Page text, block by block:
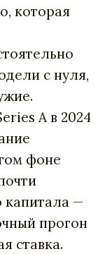
которая
с нуля,
A в 2024
фоне
капитала —
прогон
ставка.